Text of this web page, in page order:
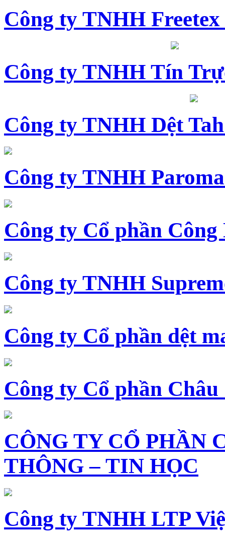
Công ty TNHH
Công ty TNHH Tín
Công ty TNHH Dệt
Công ty TNHH
Công ty Cổ phần Công
Công ty TNHH
Công ty Cổ phần dệt
Công ty Cổ phần Châu
CÔNG TY CỔ PHẦN
THÔNG – TIN HỌC
Công ty TNHH LTP